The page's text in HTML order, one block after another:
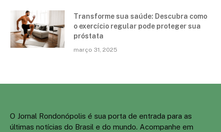
Transforme sua saúde: Descubra como
o exercício regular pode proteger sua
próstata
março 31, 2025
O Jornal Rondonópolis é sua porta de entrada para as
últimas notícias do Brasil e do mundo. Acompanhe em